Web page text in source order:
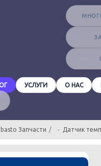
УСЛУГИ О НАС
Запчасти Датчик